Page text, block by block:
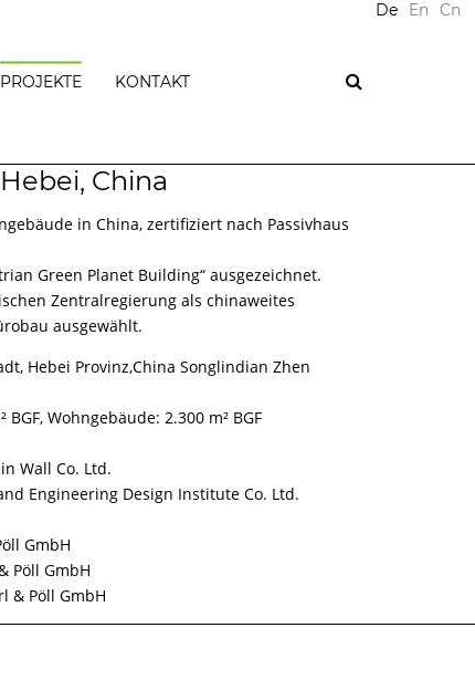
De En Cn
PROJEKTE
ENERGIE
BÜROGEBÄUDE
GEWERBLICHE
GEBÄUDE
ÖFFENTLICHE
SANIERUNGEN
ENERGIEAUSWEISE
ZERTIFIZIERUNGEN
FORSCHUNG
KONTAKT
China
in China, zertifiziert nach Passivhaus
Green Planet Building“ ausgezeichnet.
Zentralregierung als chinaweites
ausgewählt.
Hebei Provinz,China Songlindian Zhen
Wohngebäude: 2.300 m² BGF
Wall Co. Ltd.
Engineering Design Institute Co. Ltd.
GmbH
Pöll GmbH
& Pöll GmbH